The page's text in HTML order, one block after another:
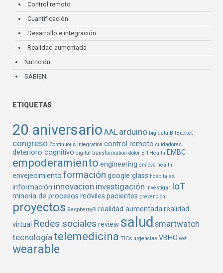
Control remoto
Cuantificación
Desarrollo e integración
Realidad aumentada
Nutrición
SABIEN
ETIQUETAS
20 aniversario AAL arduino big data BitBucket
congreso Continuous Integration control remoto cuidadores
deterioro cognitivo digital transformation dolor EITHealth EMBC
empoderamiento engineering ennova health
envejecimiento formación google glass hospitales
información innovacion investigación investigar IoT
minería de procesos móviles pacientes prevención
proyectos RaspberryPi realidad aumentadarealidad
virtual Redes sociales review salud smartwatch
tecnología telemedicina TICs urgencias VBHC voz
wearable